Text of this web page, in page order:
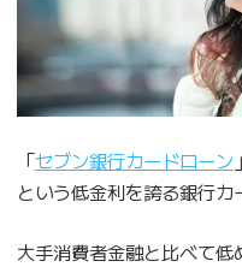
「セブン銀行カードローン
という低金利を誇る銀行カ
大手消費者金融と比べて